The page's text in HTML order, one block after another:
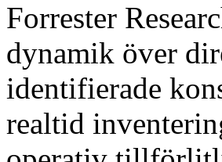
Forrester
dynamik över
identifierade
realtid